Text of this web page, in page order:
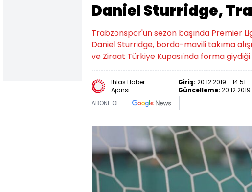
Daniel Sturridge,
Trabzonspor'un sezon başında Premier
Daniel Sturridge, bordo-mavili takıma
ve Ziraat Türkiye Kupası'nda forma
İhlas Haber
Ajansı
Giriş: 20.12.2019 - 14:51
Güncelleme: 20.12.2019
ABONE OL